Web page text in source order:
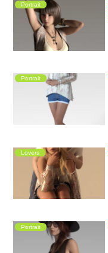
Portrait
Portrait
Lovers
Portrait